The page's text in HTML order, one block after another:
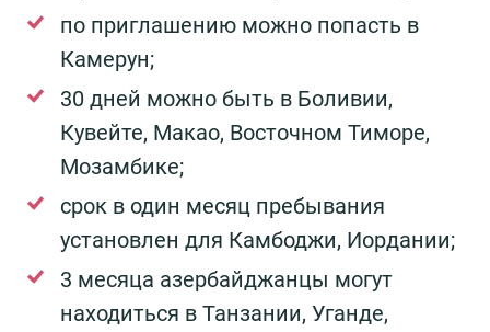
по приглашению можно попасть в
Камерун;
30 дней можно быть в Боливии,
Кувейте, Макао, Восточном Тиморе,
Мозамбике;
срок в один месяц пребывания
установлен для Камбоджи, Иордании;
3 месяца азербайджанцы могут
находиться в Танзании, Уганде,